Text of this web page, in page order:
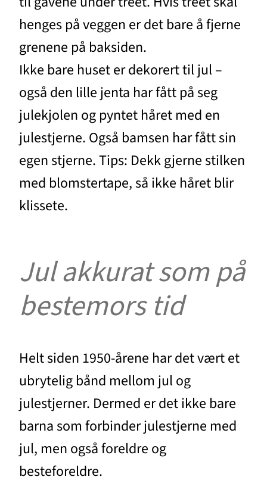
henges på veggen er det bare å fjerne
grenene på baksiden.
Ikke bare huset er dekorert til jul –
også den lille jenta har fått på seg
julekjolen og pyntet håret med en
julestjerne. Også bamsen har fått sin
egen stjerne. Tips: Dekk gjerne stilken
med blomstertape, så ikke håret blir
klissete.
Jul akkurat som på
bestemors tid
Helt siden 1950-årene har det vært et
ubrytelig bånd mellom jul og
julestjerner. Dermed er det ikke bare
barna som forbinder julestjerne med
jul, men også foreldre og
besteforeldre.